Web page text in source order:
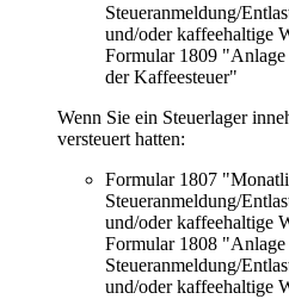
Steueranmeldung/
und/oder kaffeehaltige
Formular 1809
der Kaffeesteuer"
Wenn Sie ein Steuerlager
versteuert hatten:
Formular 1807
Steueranmeldung/
und/oder kaffeehaltige
Formular 1808 "Anlage
Steueranmeldung/
und/oder kaffeehaltige